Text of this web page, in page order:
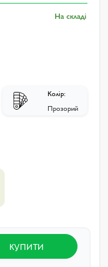
На складі
Колір:
Прозорий
КУПИТИ